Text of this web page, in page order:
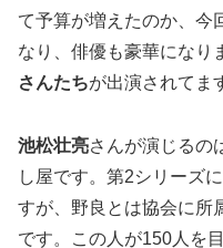
て予算が増えたのか、今
なり、俳優も豪華になり
さんたちが出演されてま
池松壮亮さんが演じるの
し屋です。第2シリーズ
すが、野良とは協会に所
です。この人が150人を